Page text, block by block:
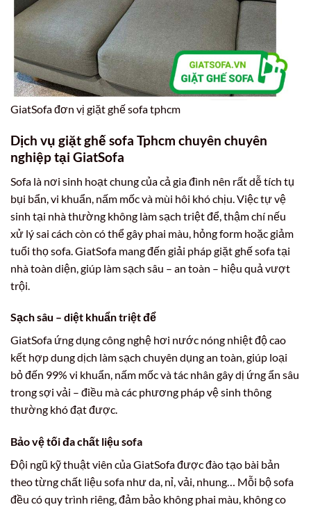
GiatSofa đơn vị giặt ghế sofa tphcm
Dịch vụ giặt ghế sofa Tphcm chuyên chuyên
nghiệp tại GiatSofa
Sofa là nơi sinh hoạt chung của cả gia đình nên rất dễ tích tụ
bụi bẩn, vi khuẩn, nấm mốc và mùi hôi khó chịu. Việc tự vệ
sinh tại nhà thường không làm sạch triệt để, thậm chí nếu
xử lý sai cách còn có thể gây phai màu, hỏng form hoặc giảm
tuổi thọ sofa. GiatSofa mang đến giải pháp giặt ghế sofa tại
nhà toàn diện, giúp làm sạch sâu – an toàn – hiệu quả vượt
trội.
Sạch sâu – diệt khuẩn triệt để
GiatSofa ứng dụng công nghệ hơi nước nóng nhiệt độ cao
kết hợp dung dịch làm sạch chuyên dụng an toàn, giúp loại
bỏ đến 99% vi khuẩn, nấm mốc và tác nhân gây dị ứng ẩn sâu
trong sợi vải – điều mà các phương pháp vệ sinh thông
thường khó đạt được.
Bảo vệ tối đa chất liệu sofa
Đội ngũ kỹ thuật viên của GiatSofa được đào tạo bài bản
theo từng chất liệu sofa như da, nỉ, vải, nhung… Mỗi bộ sofa
đều có quy trình riêng, đảm bảo không phai màu, không co